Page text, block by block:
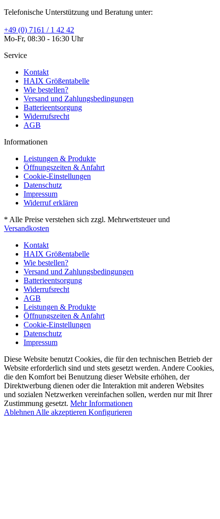
Telefonische Unterstützung und Beratung unter:
+49 (0) 7161 / 1 42 42
Mo-Fr, 08:30 - 16:30 Uhr
Service
Kontakt
HAIX Größentabelle
Wie bestellen?
Versand und Zahlungsbedingungen
Batterieentsorgung
Widerrufsrecht
AGB
Informationen
Leistungen & Produkte
Öffnungszeiten & Anfahrt
Cookie-Einstellungen
Datenschutz
Impressum
Widerruf erklären
* Alle Preise verstehen sich zzgl. Mehrwertsteuer und
Versandkosten
Kontakt
HAIX Größentabelle
Wie bestellen?
Versand und Zahlungsbedingungen
Batterieentsorgung
Widerrufsrecht
AGB
Leistungen & Produkte
Öffnungszeiten & Anfahrt
Cookie-Einstellungen
Datenschutz
Impressum
Diese Website benutzt Cookies, die für den technischen Betrieb der
Website erforderlich sind und stets gesetzt werden. Andere Cookies,
die den Komfort bei Benutzung dieser Website erhöhen, der
Direktwerbung dienen oder die Interaktion mit anderen Websites
und sozialen Netzwerken vereinfachen sollen, werden nur mit Ihrer
Zustimmung gesetzt. Mehr Informationen
Ablehnen Alle akzeptieren Konfigurieren